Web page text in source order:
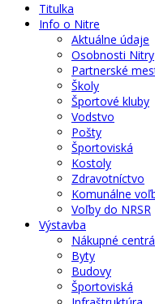
Titulka
Info o Nitre
Aktuálne údaje
Osobnosti Nitry
Partnerské
Školy
Športové kluby
Vodstvo
Pošty
Športoviská
Kostoly
Zdravotníctvo
Komunálne
Voľby do NRSR
Výstavba
Nákupné centrá
Byty
Budovy
Športoviská